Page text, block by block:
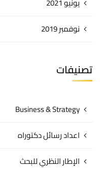
نوفمبر 2019
تصنيفات
Business & Strategy
اعداد رسائل دكتوراه
الإطار النظري للبحث